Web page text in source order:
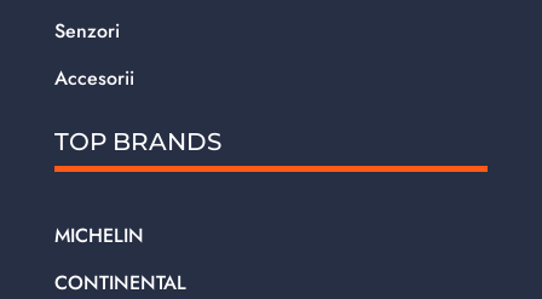
Senzori
Accesorii
TOP BRANDS
MICHELIN
CONTINENTAL